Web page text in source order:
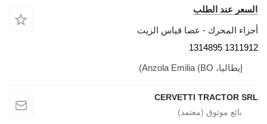
السعر عند الطلب
أجزاء المحرك - عصا قياس الزيت
1311912 1314895
إيطاليا، Anzola Emilia (BO)
CERVETTI TRACTOR SRL